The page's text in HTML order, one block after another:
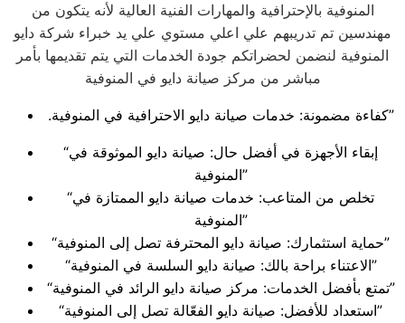
المنوفية بالإحترافية والمهارات الفنية العالية لأنه يتكون من
مهندسين تم تدريبهم علي اعلي مستوي علي يد خبراء شركة دايو
المنوفية لنضمن لحضراتكم جودة الخدمات التي يتم تقديمها بأمر
مباشر من مركز صيانة دايو في المنوفية
.كفاءة مضمونة: خدمات صيانة دايو الاحترافية في المنوفية”
“إبقاء الأجهزة في أفضل حال: صيانة دايو الموثوقة في
المنوفية”
“تخلص من المتاعب: خدمات صيانة دايو الممتازة في
المنوفية”
“حماية استثمارك: صيانة دايو المحترفة تصل إلى المنوفية”
“الاعتناء براحة بالك: صيانة دايو السلسة في المنوفية”
“تمتع بأفضل الخدمات: مركز صيانة دايو الرائد في المنوفية”
“استعداد للأفضل: صيانة دايو الفعّالة تصل إلى المنوفية”